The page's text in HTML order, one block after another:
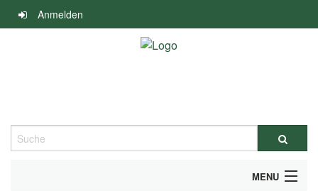
Navigation
überspringen
Anmelden
Suche
MENU